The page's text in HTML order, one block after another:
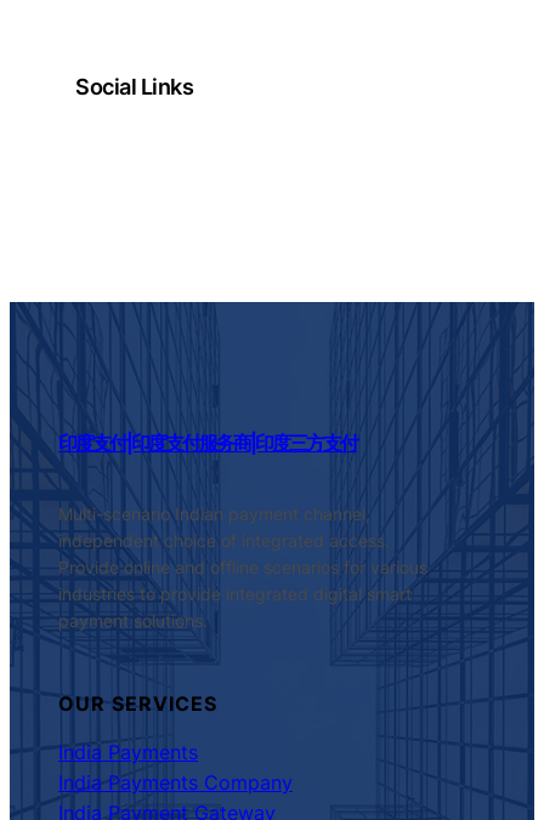
Social Links
印度支付|印度支付服务商|印度三方支付
Multi-scenario Indian payment channel,
independent choice of integrated access.
Provide online and offline scenarios for various
industries to provide integrated digital smart
payment solutions.
OUR SERVICES
India Payments
India Payments Company
India Payment Gateway